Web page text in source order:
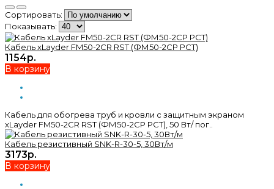
Сортировать:
Показывать:
Кабель xLayder FM50-2CR RST (ФМ50-2CР РСТ)
1154р.
В корзину
Кабель для обогрева труб и кровли с защитным экраном
xLayder FM50-2CR RST (ФМ50-2CР РСТ), 50 Вт/ пог..
Кабель резистивный SNK-R-30-5, 30Вт/м
3173р.
В корзину